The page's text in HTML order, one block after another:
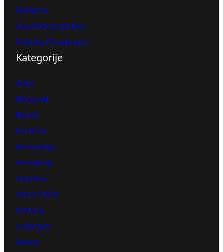
Reklama
Urednička politika
Politika Privatnosti
Kategorije
Auto
Beograd
Biznis
Društvo
Ekonomija
Horoskop
Hronika
Izbori 2023
Kultura
Lifestyle
Nauka